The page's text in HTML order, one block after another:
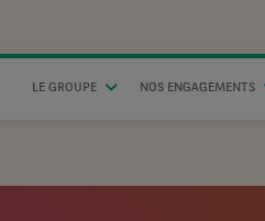
LE GROUPE NOS ENGAGEMENTS